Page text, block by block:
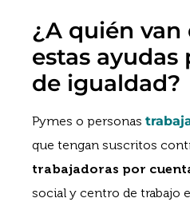
¿A quién
estas ayudas
de igualdad?
Pymes o personas
que tengan suscritos
trabajadoras por
social y centro de trabajo